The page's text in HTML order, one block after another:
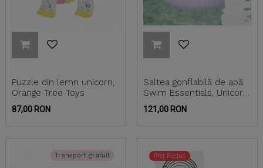
Puzzle din lemn unicorn,
Orange Tree Toys
Pret
87,00 RON
Saltea gonflabilă de apă
Swim Essentials, Unicorn
150 cm
Pret
121,00 RON
Transport gratuit Pret Redus